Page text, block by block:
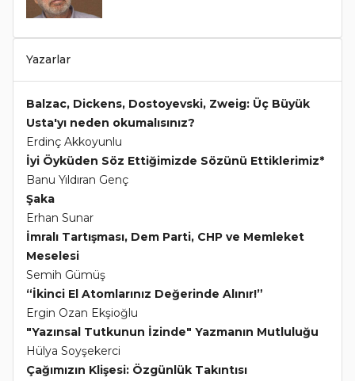
Yazarlar
Balzac, Dickens, Dostoyevski, Zweig: Üç Büyük
Usta'yı neden okumalısınız?
Erdinç Akkoyunlu
İyi Öyküden Söz Ettiğimizde Sözünü Ettiklerimiz*
Banu Yıldıran Genç
Şaka
Erhan Sunar
İmralı Tartışması, Dem Parti, CHP ve Memleket
Meselesi
Semih Gümüş
“İkinci El Atomlarınız Değerinde Alınır!”
Ergin Ozan Ekşioğlu
"Yazınsal Tutkunun İzinde" Yazmanın Mutluluğu
Hülya Soyşekerci
Çağımızın Klişesi: Özgünlük Takıntısı